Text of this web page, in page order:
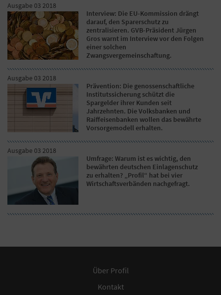
Ausgabe 03 2018
Interview: Die EU-Kommission drängt
darauf, den Sparerschutz zu
zentralisieren. GVB-Präsident Jürgen
Gros warnt im Interview vor den Folgen
einer solchen
Zwangsvergemeinschaftung.
Ausgabe 03 2018
Prävention: Die genossenschaftliche
Institutssicherung schützt die
Spargelder ihrer Kunden seit
Jahrzehnten. Die Volksbanken und
Raiffeisenbanken wollen das bewährte
Vorsorgemodell erhalten.
Ausgabe 03 2018
Umfrage: Warum ist es wichtig, den
bewährten deutschen Einlagenschutz
zu erhalten? „Profil“ hat bei vier
Wirtschaftsverbänden nachgefragt.
Über Profil
Kontakt